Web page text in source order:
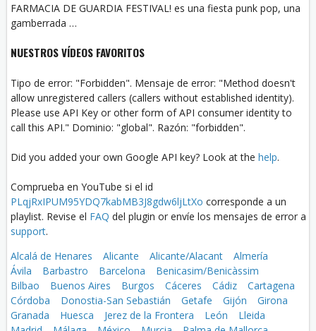
FARMACIA DE GUARDIA FESTIVAL! es una fiesta punk pop, una
gamberrada …
NUESTROS VÍDEOS FAVORITOS
Tipo de error: "Forbidden". Mensaje de error: "Method doesn't
allow unregistered callers (callers without established identity).
Please use API Key or other form of API consumer identity to
call this API." Dominio: "global". Razón: "forbidden".
Did you added your own Google API key? Look at the help.
Comprueba en YouTube si el id
PLqjRxIPUM95YDQ7kabMB3J8gdw6ljLtXo corresponde a un
playlist. Revise el FAQ del plugin or envíe los mensajes de error a
support.
Alcalá de Henares
Alicante Alicante/Alacant
Almería
Ávila
Barbastro Barcelona
Benicasim/Benicàssim
Bilbao
Buenos Aires Burgos Cáceres Cádiz
Cartagena
Córdoba
Donostia-San Sebastián Getafe Gijón
Girona
Granada
Huesca Jerez de la Frontera León
Lleida